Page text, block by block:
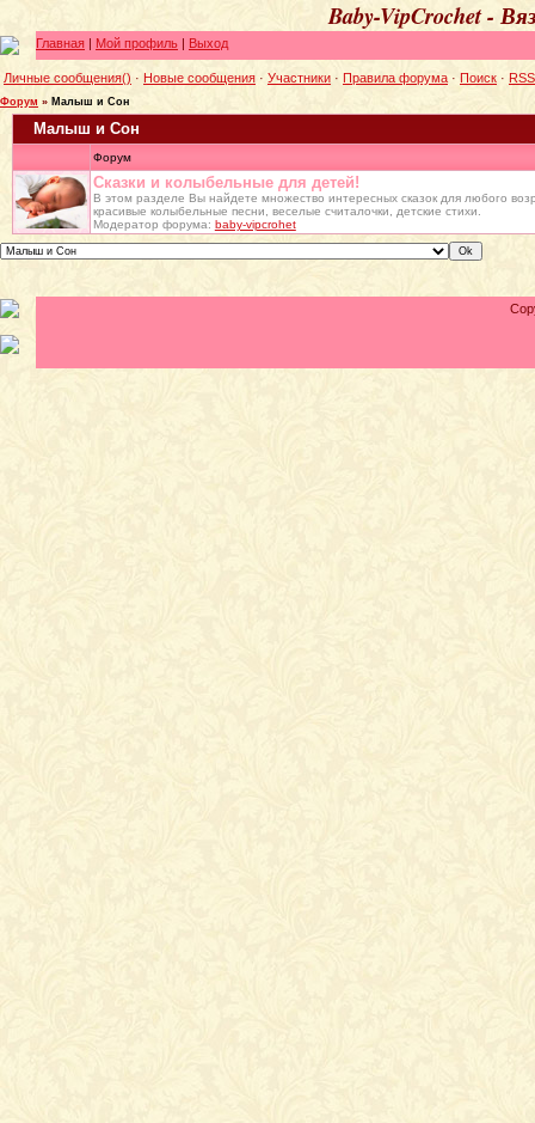
Baby-VipCrochet -
Главная | Мой профиль | Выход
Личные сообщения() · Новые сообщения · Участники · Правила форума · Поиск · RSS
Форум » Малыш и Сон
Малыш и Сон
Форум
Сказки и колыбельные для детей!
В этом разделе Вы найдете множество интересных сказок для любого
красивые колыбельные песни, веселые считалочки, детские стихи.
Модератор форума: baby-vipcrohet